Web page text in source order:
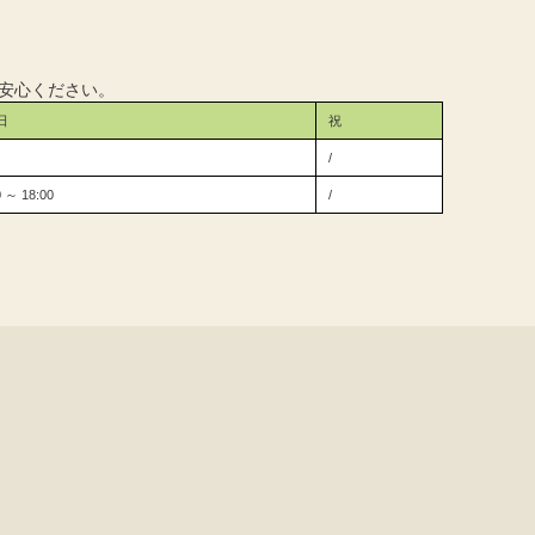
心ください。
祝
/
～ 18:00 /